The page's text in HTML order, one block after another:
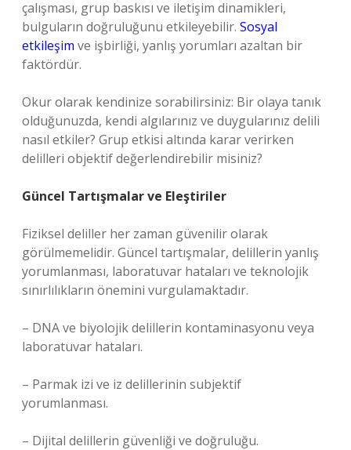
çalışması, grup baskısı ve iletişim dinamikleri,
bulguların doğruluğunu etkileyebilir. Sosyal
etkileşim ve işbirliği, yanlış yorumları azaltan bir
faktördür.
Okur olarak kendinize sorabilirsiniz: Bir olaya tanık
olduğunuzda, kendi algılarınız ve duygularınız delili
nasıl etkiler? Grup etkisi altında karar verirken
delilleri objektif değerlendirebilir misiniz?
Güncel Tartışmalar ve Eleştiriler
Fiziksel deliller her zaman güvenilir olarak
görülmemelidir. Güncel tartışmalar, delillerin yanlış
yorumlanması, laboratuvar hataları ve teknolojik
sınırlılıkların önemini vurgulamaktadır.
– DNA ve biyolojik delillerin kontaminasyonu veya
laboratuvar hataları.
– Parmak izi ve iz delillerinin subjektif
yorumlanması.
– Dijital delillerin güvenliği ve doğruluğu.